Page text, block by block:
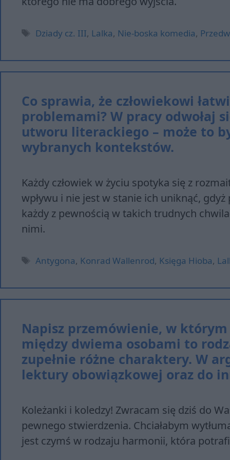
Tagi
Dziady cz. III, Lalka, Nie-boska komedia,
Co sprawia, że człowiekowi
problemami? W pracy odwołaj
utworu literackiego – może to
wybranych kontekstów.
Każdy człowiek w życiu spotyka się z
wpływu i nie jest w stanie ich uniknąć,
każdy z pewnością w takich trudnych
nimi.
Tagi
Antygona, Konrad Wallenrod, Księga Hioba,
Napisz przemówienie, w
między dwiema osobami to
zupełnie różne charaktery. W
lektury obowiązkowej oraz do
Koleżanki i koledzy! Zwracam się dziś do
pewnego stwierdzenia. Chciałabym
jest czymś w rodzaju harmonii, która